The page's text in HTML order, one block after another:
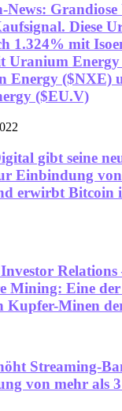
News: Grandiose
Diese
1.324% mit
Uranium
Energy ($NXE)
($EU.V)
gibt seine
Einbindung
erwirbt Bitcoin
Relations
Mining: Eine der
Kupfer-Minen
Streaming-
von mehr als